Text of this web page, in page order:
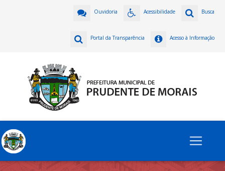
Busca
Acessibilidade
Ouvidoria
Acesso à Informação
Portal da Transparência